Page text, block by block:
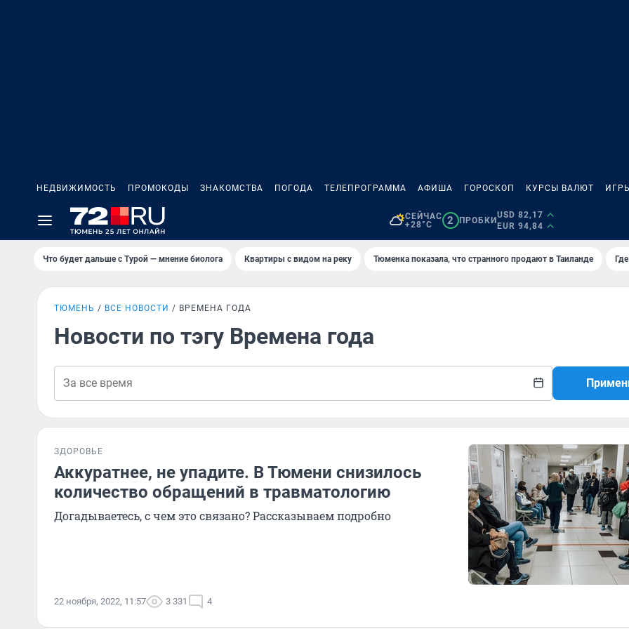
НЕДВИЖИМОСТЬ ПРОМОКОДЫ ЗНАКОМСТВА ПОГОДА ТЕЛЕПРОГРАММА АФИША ГОРОСКОП КУРСЫ ВАЛЮТ
СЕЙЧАС
+28°C
2 ПРОБКИ
USD 82,17
EUR 94,84
Что будет дальше с Турой — мнение биолога Квартиры с видом на реку Тюменка показала, что странного продают в Таиланде
ТЮМЕНЬ ВСЕ НОВОСТИ ВРЕМЕНА ГОДА
Новости по тэгу Времена года
ЗДОРОВЬЕ
Аккуратнее, не упадите. В Тюмени снизилось
количество обращений в травматологию
Догадываетесь, с чем это связано? Рассказываем подробно
22 ноября, 2022, 11:57 3 331 4